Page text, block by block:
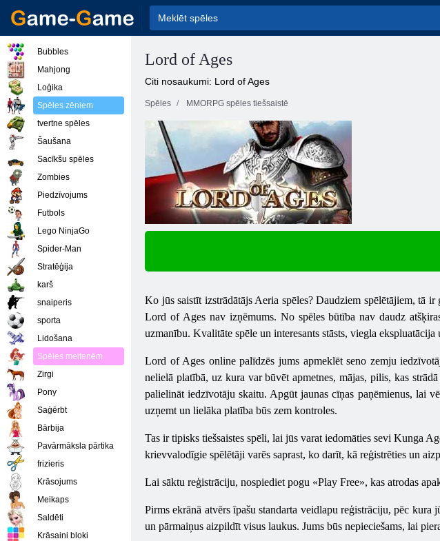
Lord of Ages
Citi nosaukumi: Lord of Ages
Spēles MMORPG spēles tiešsaistē
Ko jūs saistīt izstrādātājs Aeria spēles? Daudziem spēlētājiem, tā
Lord of Ages nav izņēmums. No spēles būtība nav daudz
uzmanību. Kvalitāte spēle un interesants stāsts, viegla
Lord of Ages online palīdzēs jums apmeklēt seno zemju
nelielā platībā, uz kura var būvēt apmetnes, mājas, pilis, kas
palielināt iedzīvotāju skaitu. Apgūt jaunas cīņas paņēmienus, lai
uzņemt un lielāka platība būs zem kontroles.
Tas ir tipisks tiešsaistes spēli, lai jūs varat iedomāties sevi Kunga
krievvalodīgie spēlētāji varēs saprast, ko darīt, kā reģistrēties un
Lai sāktu reģistrāciju, nospiediet pogu «Play Free», kas atrodas
Pirms ekrānā atvērs īpašu standarta veidlapu reģistrāciju, pēc
un pārmaiņus aizpildīt visus laukus. Jums būs nepieciešams, lai
Bubbles
Mahjong
Loģika
Spēles zēniem
tvertne spēles
Šaušana
Sacīkšu spēles
Zombies
Piedzīvojums
Futbols
Lego NinjaGo
Spider-Man
Stratēģija
karš
snaiperis
sporta
Lidošana
Spēles meitenēm
Zirgi
Pony
Saģērbt
Bārbija
Pavārmāksla pārtika
frizieris
Krāsojums
Meikaps
Saldēti
Krāsaini bloki